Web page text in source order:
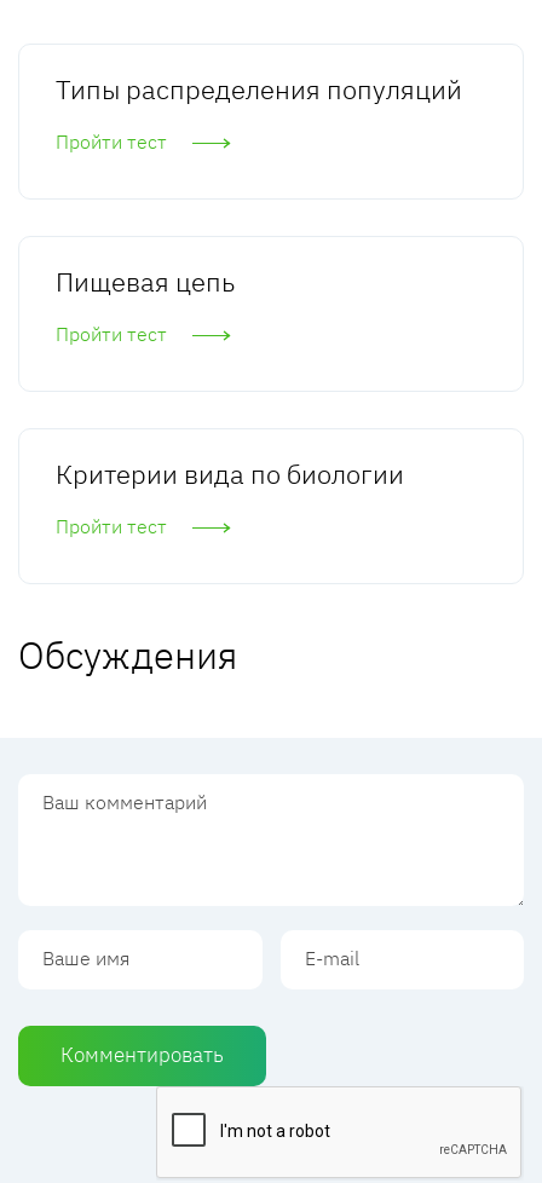
Типы распределения популяций
Пройти тест
Пищевая цепь
Пройти тест
Критерии вида по биологии
Пройти тест
Обсуждения
Комментировать